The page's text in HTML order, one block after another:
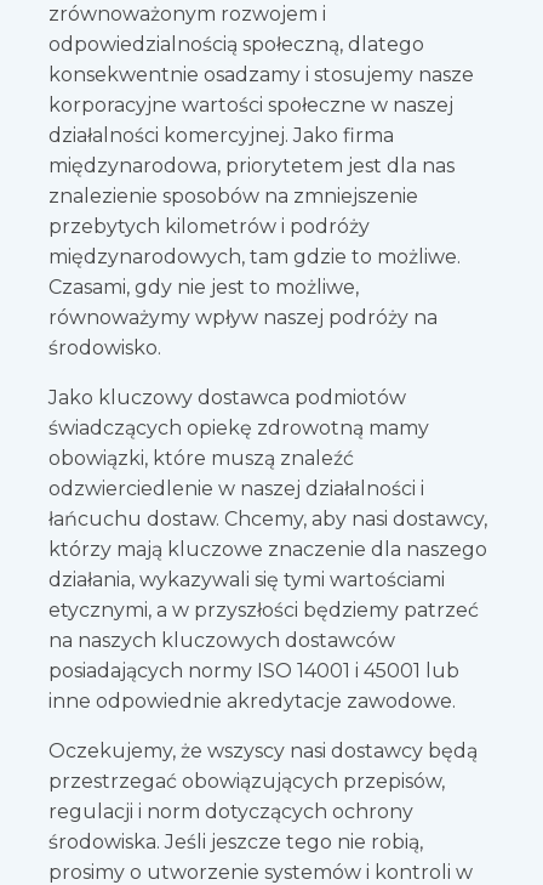
zrównoważonym rozwojem i
odpowiedzialnością społeczną, dlatego
konsekwentnie osadzamy i stosujemy nasze
korporacyjne wartości społeczne w naszej
działalności komercyjnej. Jako firma
międzynarodowa, priorytetem jest dla nas
znalezienie sposobów na zmniejszenie
przebytych kilometrów i podróży
międzynarodowych, tam gdzie to możliwe.
Czasami, gdy nie jest to możliwe,
równoważymy wpływ naszej podróży na
środowisko.
Jako kluczowy dostawca podmiotów
świadczących opiekę zdrowotną mamy
obowiązki, które muszą znaleźć
odzwierciedlenie w naszej działalności i
łańcuchu dostaw. Chcemy, aby nasi dostawcy,
którzy mają kluczowe znaczenie dla naszego
działania, wykazywali się tymi wartościami
etycznymi, a w przyszłości będziemy patrzeć
na naszych kluczowych dostawców
posiadających normy ISO 14001 i 45001 lub
inne odpowiednie akredytacje zawodowe.
Oczekujemy, że wszyscy nasi dostawcy będą
przestrzegać obowiązujących przepisów,
regulacji i norm dotyczących ochrony
środowiska. Jeśli jeszcze tego nie robią,
prosimy o utworzenie systemów i kontroli w